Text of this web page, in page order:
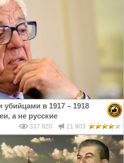
в 1917 – 1918
а не русские
337 920 21 903